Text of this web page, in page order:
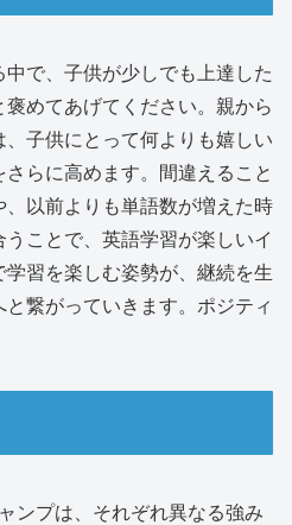
で、子供が少しでも上達した
めてあげてください。親から
子供にとって何よりも嬉しい
らに高めます。間違えること
以前よりも単語数が増えた時
ことで、英語学習が楽しいイ
習を楽しむ姿勢が、継続を生
繋がっていきます。ポジティ
ンプは、それぞれ異なる強み